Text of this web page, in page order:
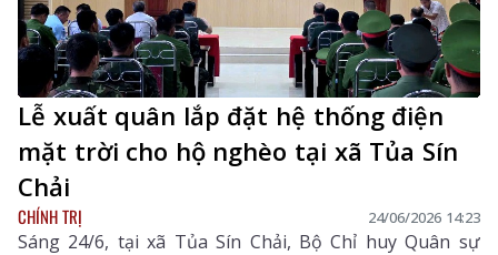
Lễ xuất quân lắp đặt hệ thống điện
mặt trời cho hộ nghèo tại xã Tủa Sín
Chải
CHÍNH TRỊ 24/06/2026 14:23
Sáng 24/6, tại xã Tủa Sín Chải, Bộ Chỉ huy Quân sự